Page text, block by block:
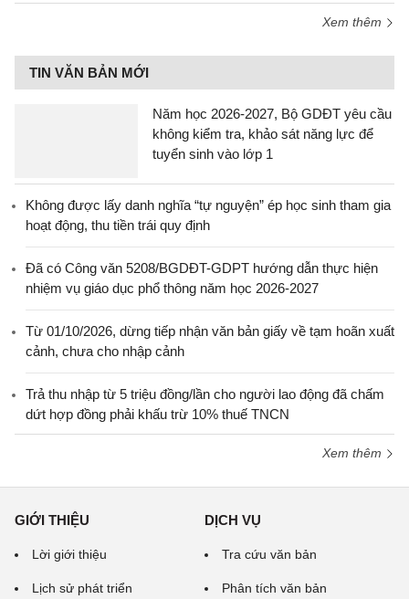
Xem thêm
TIN VĂN BẢN MỚI
Năm học 2026-2027, Bộ GDĐT yêu cầu
không kiểm tra, khảo sát năng lực để
tuyển sinh vào lớp 1
Không được lấy danh nghĩa “tự nguyện” ép học sinh tham gia
hoạt động, thu tiền trái quy định
Đã có Công văn 5208/BGDĐT-GDPT hướng dẫn thực hiện
nhiệm vụ giáo dục phổ thông năm học 2026-2027
Từ 01/10/2026, dừng tiếp nhận văn bản giấy về tạm hoãn xuất
cảnh, chưa cho nhập cảnh
Trả thu nhập từ 5 triệu đồng/lần cho người lao động đã chấm
dứt hợp đồng phải khấu trừ 10% thuế TNCN
Xem thêm
GIỚI THIỆU
Lời giới thiệu
Lịch sử phát triển
DỊCH VỤ
Tra cứu văn bản
Phân tích văn bản